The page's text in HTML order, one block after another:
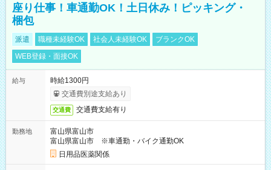
座り仕事！車通勤OK！土日休み！ピッキング・
梱包
派遣 職種未経験OK 社会人未経験OK
ブランクOK
WEB登録・面接OK
給与
時給1300円
交通費別途支給あり
交通費 交通費支給有り
勤務地
富山県富山市
富山県富山市 ※車通勤・バイク通勤OK
日用品医薬関係